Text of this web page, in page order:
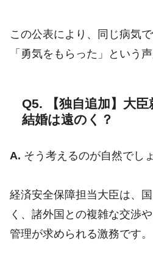
この公表により、同じ病気
「勇気をもらった」という
Q5. 【独自追加】大
結婚は遠のく？
A. そう考えるのが自然でしょ
経済安全保障担当大臣は、
く、諸外国との複雑な交渉
管理が求められる激務です。